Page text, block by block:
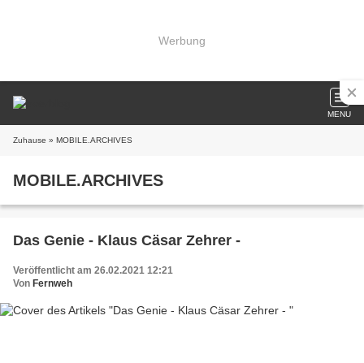
Werbung
MENU
Zuhause » MOBILE.ARCHIVES
MOBILE.ARCHIVES
Das Genie - Klaus Cäsar Zehrer -
Veröffentlicht am 26.02.2021 12:21
Von Fernweh